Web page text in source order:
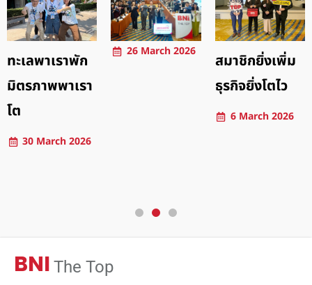
ทะเลพาเราพัก
มิตรภาพพาเรา
โต
30 March 2026
26 March 2026
สมาชิกยิ่งเพิ่ม
ธุรกิจยิ่งโตไว
6 March 2026
BNI The Top